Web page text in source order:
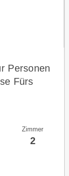
Personen
Fürs
Zimmer
2